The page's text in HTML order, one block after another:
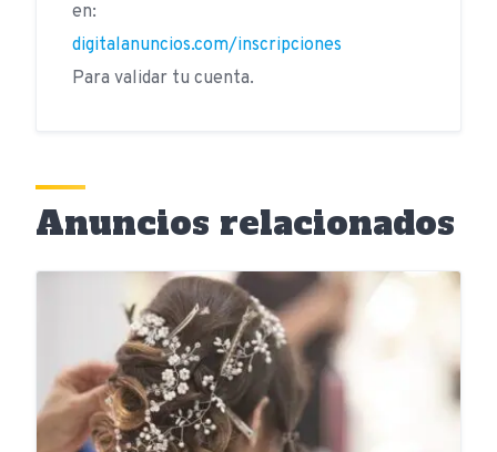
en:
digitalanuncios.com/inscripciones
Para validar tu cuenta.
Anuncios relacionados